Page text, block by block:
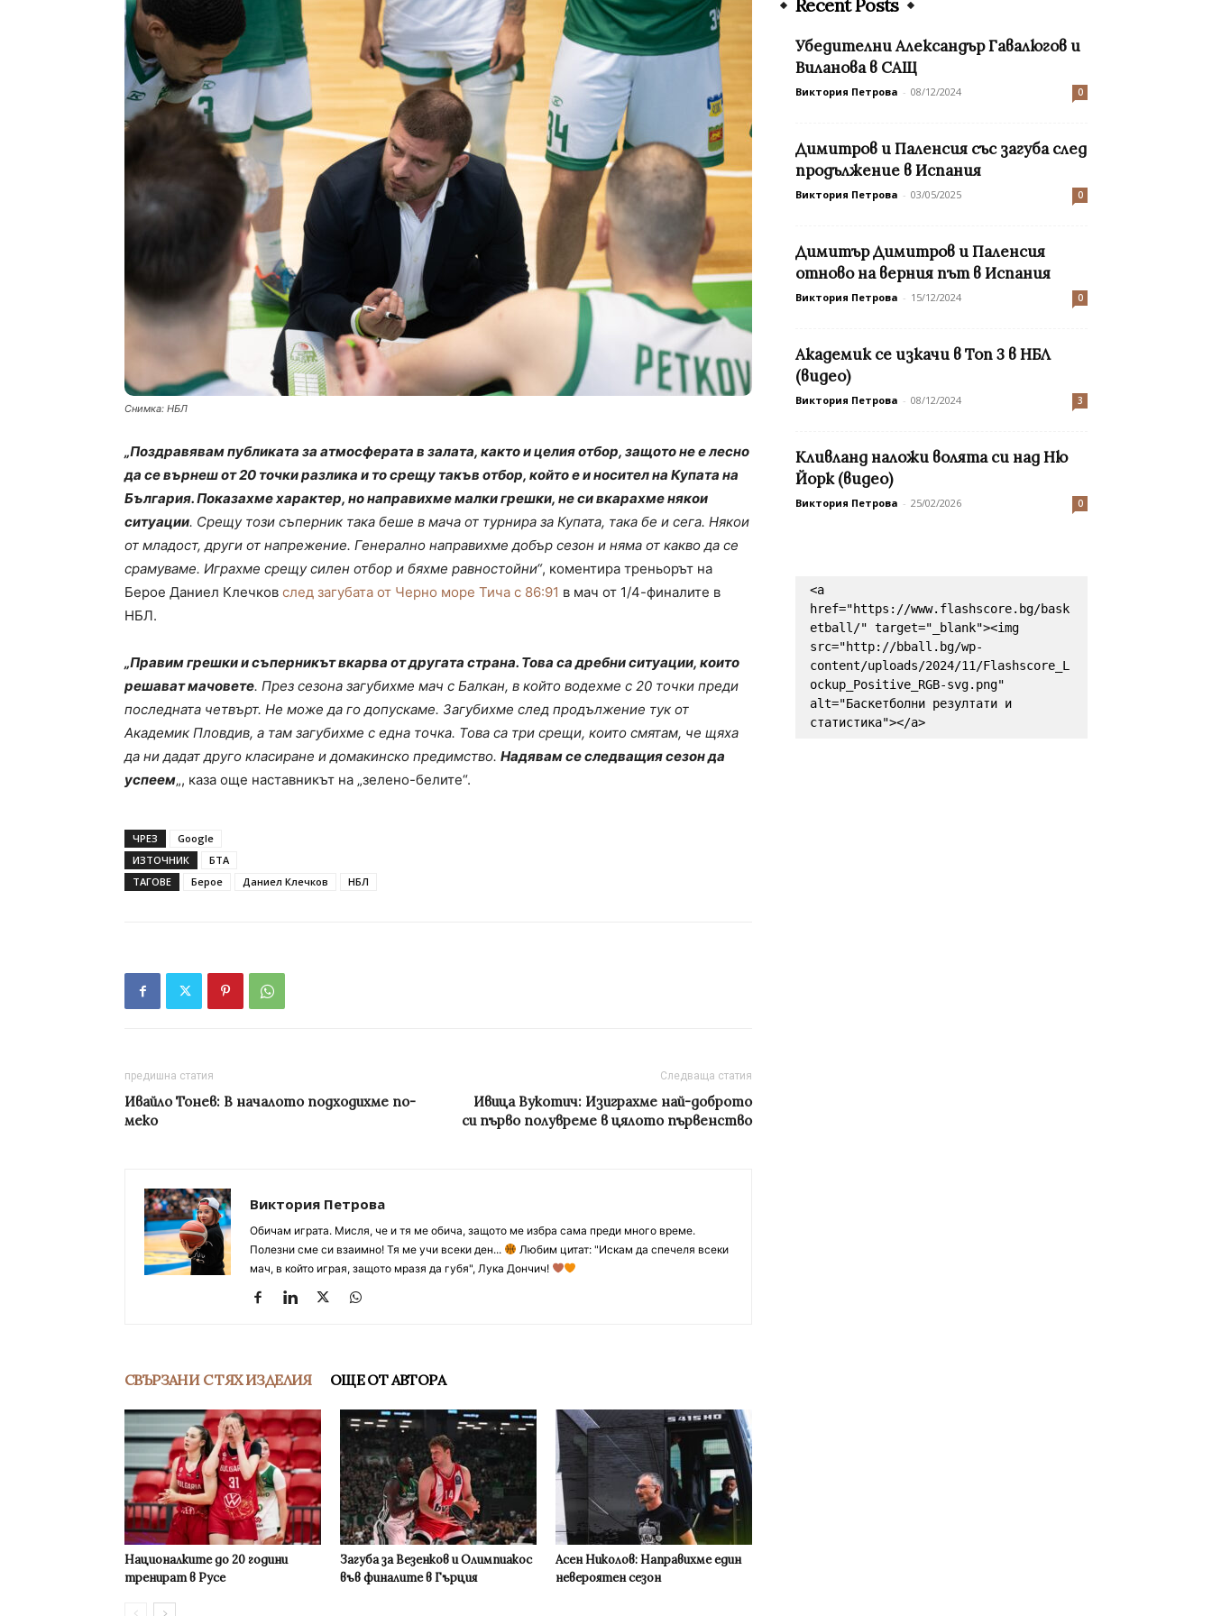
Снимка: НБЛ
„Поздравявам публиката за атмосферата в залата, както и целия отбор, защото не е лесно
да се върнеш от 20 точки разлика и то срещу такъв отбор, който е и носител на Купата на
България. Показахме характер, но направихме малки грешки, не си вкарахме някои
ситуации. Срещу този съперник така беше в мача от турнира за Купата, така бе и сега. Някои
от младост, други от напрежение. Генерално направихме добър сезон и няма от какво да се
срамуваме. Играхме срещу силен отбор и бяхме равностойни“, коментира треньорът на
Берое Даниел Клечков след загубата от Черно море Тича с 86:91 в мач от 1/4-финалите в
НБЛ.
„Правим грешки и съперникът вкарва от другата страна. Това са дребни ситуации, които
решават мачовете. През сезона загубихме мач с Балкан, в който водехме с 20 точки преди
последната четвърт. Не може да го допускаме. Загубихме след продължение тук от
Академик Пловдив, а там загубихме с една точка. Това са три срещи, които смятам, че щяха
да ни дадат друго класиране и домакинско предимство. Надявам се следващия сезон да
успеем„, каза още наставникът на „зелено-белите“.
ЧРЕЗ
Google
ИЗТОЧНИК
БТА
ТАГОВЕ
Берое Даниел Клечков НБЛ
предишна статия
Ивайло Тонев: В началото подходихме по-
меко
Следваща статия
Ивица Вукотич: Изиграхме най-доброто
си първо полувреме в цялото първенство
Виктория Петрова
Обичам играта. Мисля, че и тя ме обича, защото ме избра сама преди много време.
Полезни сме си взаимно! Тя ме учи всеки ден...
Любим цитат: "Искам да спечеля всеки
мач, в който играя, защото мразя да губя", Лука Дончич!
СВЪРЗАНИ С ТЯХ ИЗДЕЛИЯ ОЩЕ ОТ АВТОРА
Националките до 20 години
тренират в Русе
Загуба за Везенков и Олимпиакос
във финалите в Гърция
Асен Николов: Направихме един
невероятен сезон
Recent Posts
Убедителни Александър Гавалюгов и
Виланова в САЩ
Виктория Петрова - 08/12/2024 0
Димитров и Паленсия със загуба след
продължение в Испания
Виктория Петрова - 03/05/2025 0
Димитър Димитров и Паленсия
отново на верния път в Испания
Виктория Петрова - 15/12/2024 0
Академик се изкачи в Топ 3 в НБЛ
(видео)
Виктория Петрова - 08/12/2024 3
Кливланд наложи волята си над Ню
Йорк (видео)
Виктория Петрова - 25/02/2026 0
<a
href="https://www.flashscore.bg/bask
etball/" target="_blank"><img
src="http://bball.bg/wp-
content/uploads/2024/11/Flashscore_L
ockup_Positive_RGB-svg.png"
alt="Баскетболни резултати и
статистика"></a>